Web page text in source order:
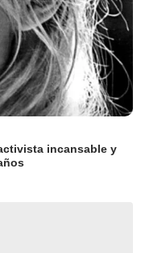
incansable y